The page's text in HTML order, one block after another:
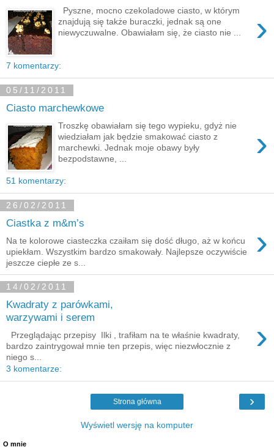
›
Pyszne, mocno czekoladowe ciasto, w którym
znajdują się także buraczki, jednak są one
niewyczuwalne. Obawiałam się, że ciasto nie ...
7 komentarzy:
05/11/2011
Ciasto marchewkowe
›
Troszkę obawiałam się tego wypieku, gdyż nie
wiedziałam jak będzie smakować ciasto z
marchewki. Jednak moje obawy były
bezpodstawne, ...
51 komentarzy:
26/02/2011
Ciastka z m&m’s ›
Na te kolorowe ciasteczka czaiłam się dość długo, aż w końcu
upiekłam. Wszystkim bardzo smakowały. Najlepsze oczywiście
jeszcze ciepłe ze s...
14/02/2011
Kwadraty z parówkami,
warzywami i serem
›
Przeglądając przepisy Ilki , trafiłam na te właśnie kwadraty,
bardzo zaintrygował mnie ten przepis, więc niezwłocznie z
niego s...
3 komentarze:
›
Strona główna
Wyświetl wersję na komputer
O mnie